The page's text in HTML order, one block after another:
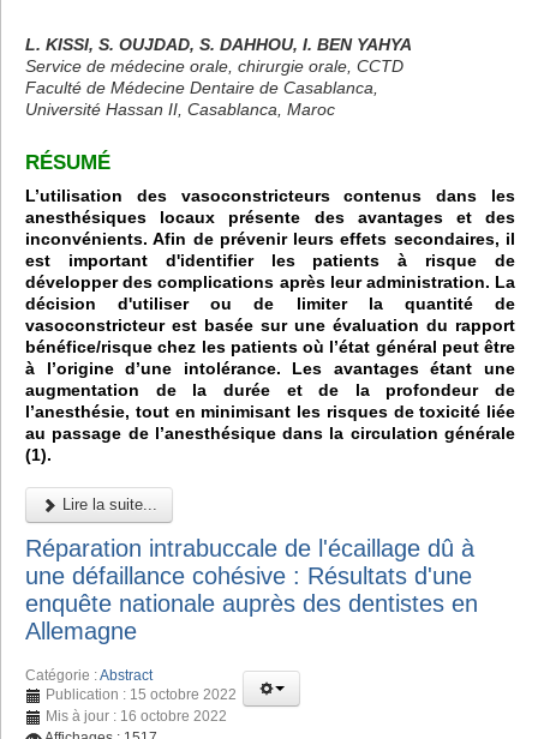
L. KISSI, S. OUJDAD, S. DAHHOU, I. BEN YAHYA
Service de médecine orale, chirurgie orale, CCTD
Faculté de Médecine Dentaire de Casablanca,
Université Hassan II, Casablanca, Maroc
RÉSUMÉ
L’utilisation des vasoconstricteurs contenus dans les
anesthésiques locaux présente des avantages et des
inconvénients. Afin de prévenir leurs effets secondaires, il
est important d'identifier les patients à risque de
développer des complications après leur administration. La
décision d'utiliser ou de limiter la quantité de
vasoconstricteur est basée sur une évaluation du rapport
bénéfice/risque chez les patients où l’état général peut être
à l’origine d’une intolérance. Les avantages étant une
augmentation de la durée et de la profondeur de
l’anesthésie, tout en minimisant les risques de toxicité liée
au passage de l’anesthésique dans la circulation générale
(1).
Lire la suite...
Réparation intrabuccale de l'écaillage dû à
une défaillance cohésive : Résultats d'une
enquête nationale auprès des dentistes en
Allemagne
Catégorie :Abstract
Publication : 15 octobre 2022
Mis à jour : 16 octobre 2022